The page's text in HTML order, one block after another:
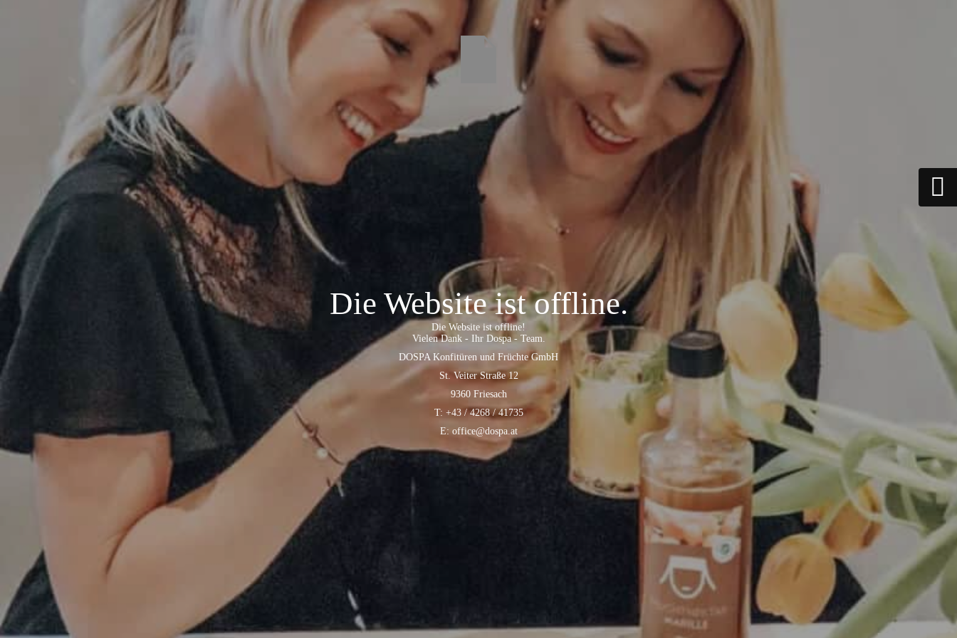
Die Website ist offline.
Die Website ist offline!
Vielen Dank - Ihr Dospa - Team.
DOSPA Konfitüren und Früchte GmbH
St. Veiter Straße 12
9360 Friesach
T: +43 / 4268 / 41735
E: office@dospa.at